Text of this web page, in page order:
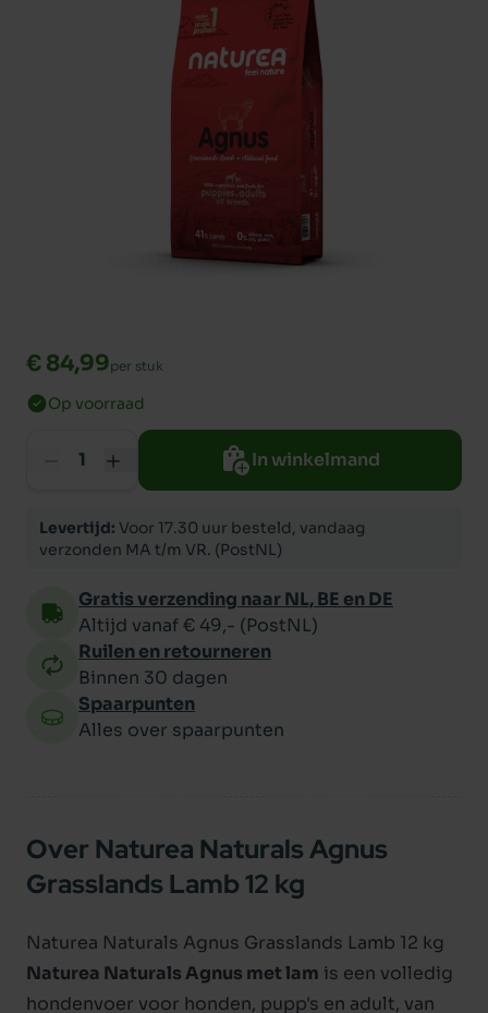
€ 84,99per stuk
Op voorraad
In winkelmand
Levertijd: Voor 17.30 uur besteld, vandaag
verzonden MA t/m VR. (PostNL)
Gratis verzending naar NL, BE en DE
Altijd vanaf € 49,- (PostNL)
Ruilen en retourneren
Binnen 30 dagen
Spaarpunten
Alles over spaarpunten
Over Naturea Naturals Agnus
Grasslands Lamb 12 kg
Naturea Naturals Agnus Grasslands Lamb 12 kg
Naturea Naturals Agnus met lam is een volledig
hondenvoer voor honden, pupp's en adult, van